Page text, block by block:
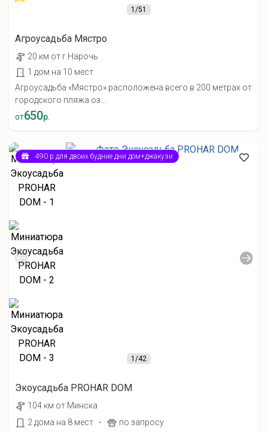
1/51
Агроусадьба Мястро
20 км от г.Нарочь
1 дом на 10 мест
Агроусадьба «Мястро» расположена всего в 200 метрах от
городского пляжа оз...
от650р.
1/42
490 р для двоих будние дни дом+джакузи
Экоусадьба PROHAR DOM
104 км от Минска
2 дома на 8 мест
·
по запросу